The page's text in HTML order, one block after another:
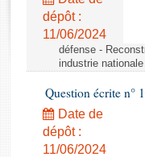
Rapports d'enquête
Rapports législatifs
Baromètre de
Dossiers législatifs
Budget et sécurité
Questions écrites et
dépôt :
11/06/2024
défense -
industrie
Question écrite n°
Date de
dépôt :
11/06/2024